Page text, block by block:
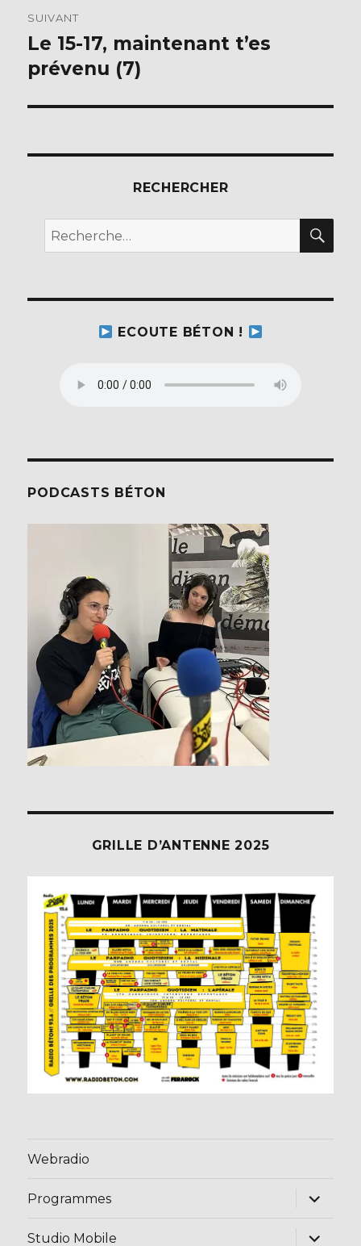
SUIVANT
Publication
suivante :
Le 15-17, maintenant t’es
prévenu (7)
RECHERCHER
Recherche
pour :
ECOUTE BÉTON !
PODCASTS BÉTON
GRILLE D’ANTENNE 2025
Webradio
Programmes
ouvrir
menu
Studio Mobile
ouvrir